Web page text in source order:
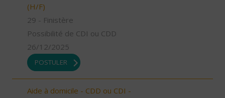
(H/F)
29 - Finistère
Possibilité de CDI ou CDD
26/12/2025
POSTULER
Aide à domicile - CDD ou CDI -